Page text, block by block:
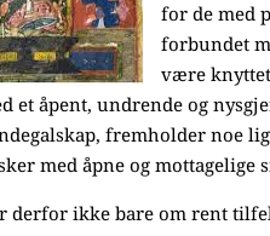
for de med
forbundet
være
et åpent, undrende og
fremholder noe
med åpne og mottagelige
derfor ikke bare om rent